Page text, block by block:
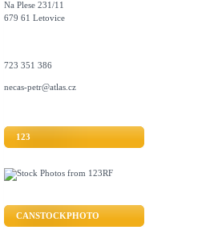
Na Plese 231/11
679 61 Letovice
723 351 386
necas-petr@atlas.cz
123
CANSTOCKPHOTO